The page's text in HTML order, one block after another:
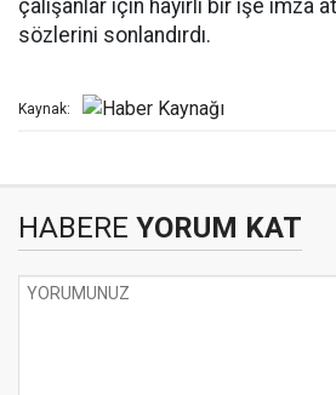
çalışanlar için hayırlı bir işe imza
sözlerini sonlandırdı.
Kaynak:
HABERE YORUM KAT